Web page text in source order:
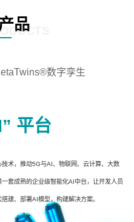
品
数字孪生
平台
术，推动5G与AI、物联网、云计算、大数
套成熟的企业级智能化AI中台，让开发人员
建、部署AI模型，构建解决方案。